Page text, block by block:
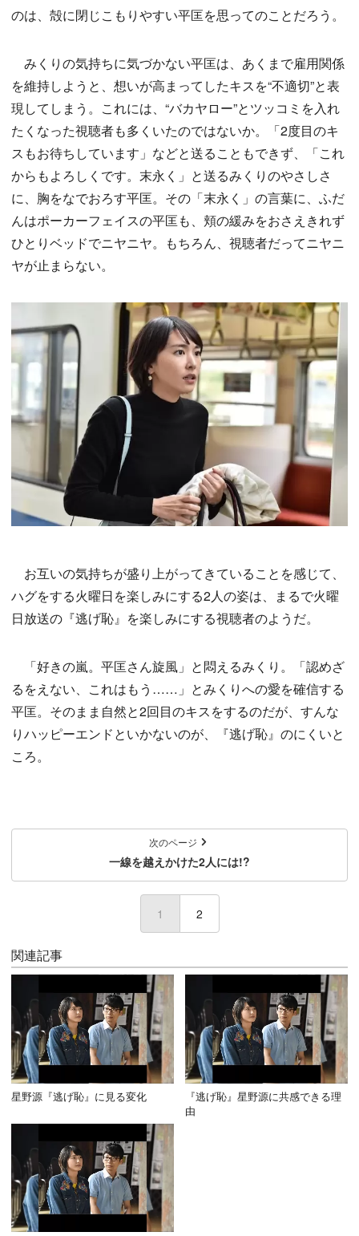
のは、殻に閉じこもりやすい平匡を思ってのことだろう。
みくりの気持ちに気づかない平匡は、あくまで雇用関係
を維持しようと、想いが高まってしたキスを“不適切”と表
現してしまう。これには、“バカヤロー”とツッコミを入れ
たくなった視聴者も多くいたのではないか。「2度目のキ
スもお待ちしています」などと送ることもできず、「これ
からもよろしくです。末永く」と送るみくりのやさしさ
に、胸をなでおろす平匡。その「末永く」の言葉に、ふだ
んはポーカーフェイスの平匡も、頬の緩みをおさえきれず
ひとりベッドでニヤニヤ。もちろん、視聴者だってニヤニ
ヤが止まらない。
お互いの気持ちが盛り上がってきていることを感じて、
ハグをする火曜日を楽しみにする2人の姿は、まるで火曜
日放送の『逃げ恥』を楽しみにする視聴者のようだ。
「好きの嵐。平匡さん旋風」と悶えるみくり。「認めざ
るをえない、これはもう……」とみくりへの愛を確信する
平匡。そのまま自然と2回目のキスをするのだが、すんな
りハッピーエンドといかないのが、『逃げ恥』のにくいと
ころ。
次のページ
一線を越えかけた2人には!?
1 (current)
2
関連記事
星野源『逃げ恥』に見る変化
『逃げ恥』星野源に共感できる理
由